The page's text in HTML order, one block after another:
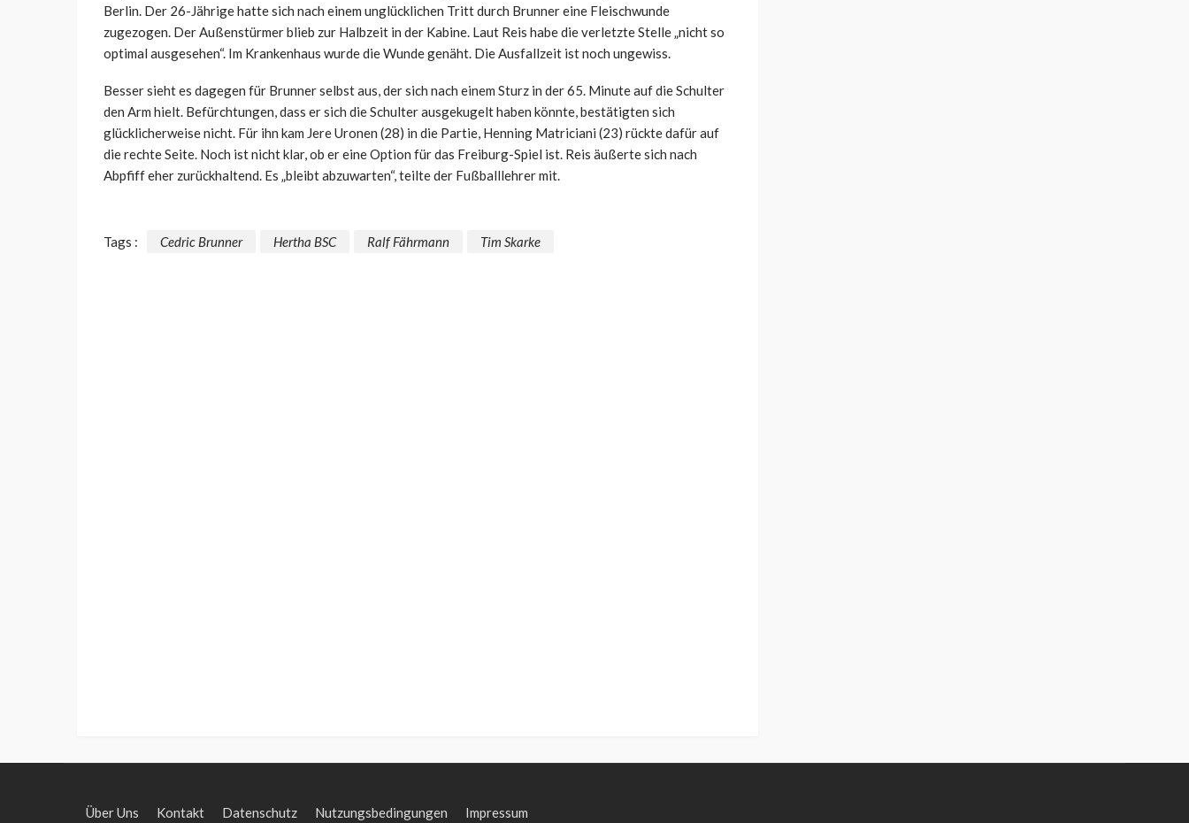
Berlin. Der 26-Jährige hatte sich nach einem unglücklichen Tritt durch Brunner eine Fleischwunde
zugezogen. Der Außenstürmer blieb zur Halbzeit in der Kabine. Laut Reis habe die verletzte Stelle „nicht so
optimal ausgesehen“. Im Krankenhaus wurde die Wunde genäht. Die Ausfallzeit ist noch ungewiss.
Besser sieht es dagegen für Brunner selbst aus, der sich nach einem Sturz in der 65. Minute auf die Schulter
den Arm hielt. Befürchtungen, dass er sich die Schulter ausgekugelt haben könnte, bestätigten sich
glücklicherweise nicht. Für ihn kam Jere Uronen (28) in die Partie, Henning Matriciani (23) rückte dafür auf
die rechte Seite. Noch ist nicht klar, ob er eine Option für das Freiburg-Spiel ist. Reis äußerte sich nach
Abpfiff eher zurückhaltend. Es „bleibt abzuwarten“, teilte der Fußballlehrer mit.
Tags : Cedric Brunner Hertha BSC Ralf Fährmann Tim Skarke
Über Uns Kontakt Datenschutz Nutzungsbedingungen Impressum